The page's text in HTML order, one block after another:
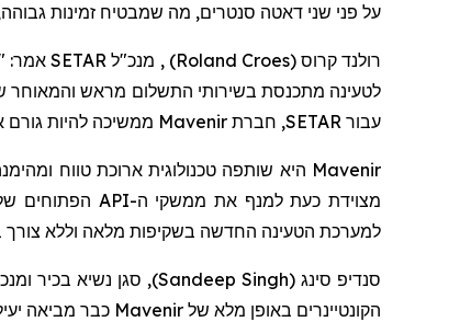
על פני שני דאטה סנטרים, מה שמבטיח זמינות
רולנד קרוס (Roland Croes
)
לטעינה מתכנסת בשירותי התשלום מראש והמאוחר
עבור SETAR,
חברת Mavenir ממשיכה להיות גורם אסטרטגי של צמיחה עסקית ומצוינות בשירות בעולם המהיר של שירותים דיגיטליים".
מצוידת כעת למנף את ממשקי ה-API הפתוחים של Mavenir בתוך פלטפורמת MDE, מה שמאפשר למפעיל
למערכת הטעינה החדשה בשקיפות מלאה וללא
סנדיפ סינג(
Sandeep Singh
), סגן נשיא בכיר
הקונטיינרים באופן מלא של Mavenir כבר מביאה